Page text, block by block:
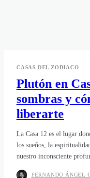
CASAS DEL ZODIACO
Plutón en
sombras y
liberarte
La Casa 12 es el lugar
los sueños, la
nuestro inconsciente
FERNANDO ÁNGEL